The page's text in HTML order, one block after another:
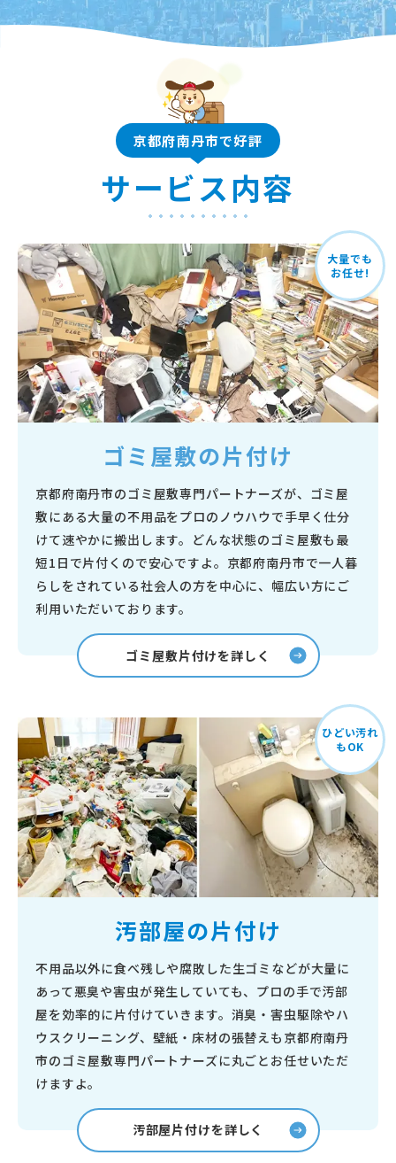
京都府南丹市で好評
サービス内容
大量でも
お任せ!
ゴミ屋敷の片付け
京都府南丹市のゴミ屋敷専門パートナーズが、ゴミ屋
敷にある大量の不用品をプロのノウハウで手早く仕分
けて速やかに搬出します。どんな状態のゴミ屋敷も最
短1日で片付くので安心ですよ。京都府南丹市で一人暮
らしをされている社会人の方を中心に、幅広い方にご
利用いただいております。
ゴミ屋敷片付けを詳しく
ひどい汚れ
もOK
汚部屋の片付け
不用品以外に食べ残しや腐敗した生ゴミなどが大量に
あって悪臭や害虫が発生していても、プロの手で汚部
屋を効率的に片付けていきます。消臭・害虫駆除やハ
ウスクリーニング、壁紙・床材の張替えも京都府南丹
市のゴミ屋敷専門パートナーズに丸ごとお任せいただ
けますよ。
汚部屋片付けを詳しく